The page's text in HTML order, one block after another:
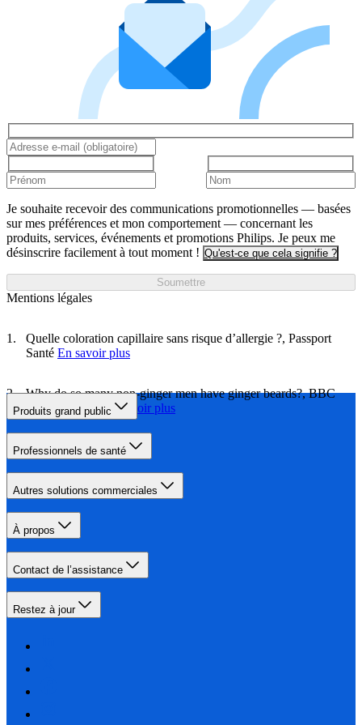
Je souhaite recevoir des communications promotionnelles — basées
sur mes préférences et mon comportement — concernant les
produits, services, événements et promotions Philips. Je peux me
désinscrire facilement à tout moment ! Qu'est-ce que cela signifie ?
Soumettre
Mentions légales
Quelle coloration capillaire sans risque d’allergie ?, Passport
Santé En savoir plus
Why do so many non-ginger men have ginger beards?, BBC
Science Focus En savoir plus
Produits grand public
Professionnels de santé
Autres solutions commerciales
À propos
Contact de l’assistance
Restez à jour